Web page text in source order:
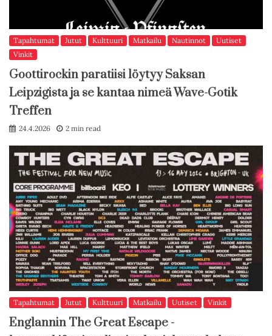
Tapahtumat Jutut Kulttuuri Matkailu Nautinnot
Uutiset
Vinkit
Goottirockin paratiisi löytyy Saksan
Leipzigista ja se kantaa nimeä Wave-Gotik
Treffen
24.4.2026 2 min read
Tapahtumat Jutut Kulttuuri Matkailu Uutiset Vinkit
Englannin The Great Escape -